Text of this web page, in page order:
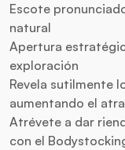
Escote
natural
Apertura
exploración
Revela sutilmente
aumentando el
Atrévete a dar
con el